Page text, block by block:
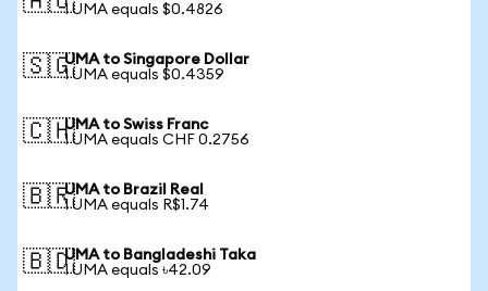
1 UMA equals $0.4826
🇸🇬UMA to Singapore Dollar
1 UMA equals $0.4359
🇨🇭UMA to Swiss Franc
1 UMA equals CHF 0.2756
🇧🇷UMA to Brazil Real
1 UMA equals R$1.74
🇧🇩UMA to Bangladeshi Taka
1 UMA equals ৳42.09